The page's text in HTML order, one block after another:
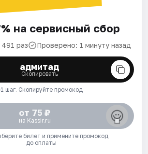
на сервисный сбор
раз Проверено: 1 минуту назад
адмитад
Скопировать
1 шаг. Скопируйте промокод
от 75 ₽
на Kassir.ru
билет и примените промокод
до оплаты